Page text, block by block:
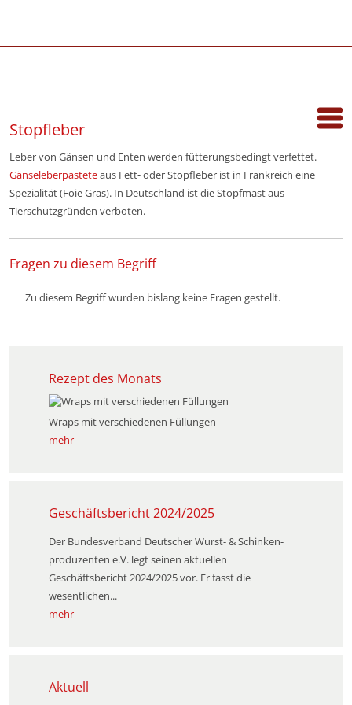
Stopfleber
Leber von Gänsen und Enten werden fütterungsbedingt verfettet.
Gänseleberpasteteaus Fett- oder Stopfleber ist in Frankreich eine
Spezialität (Foie Gras). In Deutschland ist die Stopfmast aus
Tierschutzgründen verboten.
Fragen zu diesem Begriff
Zu diesem Begriff wurden bislang keine Fragen gestellt.
Rezept des Monats
Wraps mit verschiedenen Füllungen
mehr
Geschäftsbericht 2024/2025
Der Bundesverband Deutscher Wurst- & Schinken­
produzenten e.V. legt seinen aktuellen
Geschäftsbericht 2024/2025 vor. Er fasst die
wesentlichen...
mehr
Aktuell